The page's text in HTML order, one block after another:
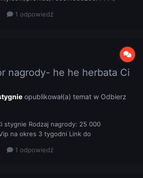
Link do potwierdzenia:
1 odpowiedź
nagrody- he he herbata Ci
opublikował(a) temat w Odbierz
stygnie Rodzaj nagrody: 25 000
na okres 3 tygodni Link do
1 odpowiedź